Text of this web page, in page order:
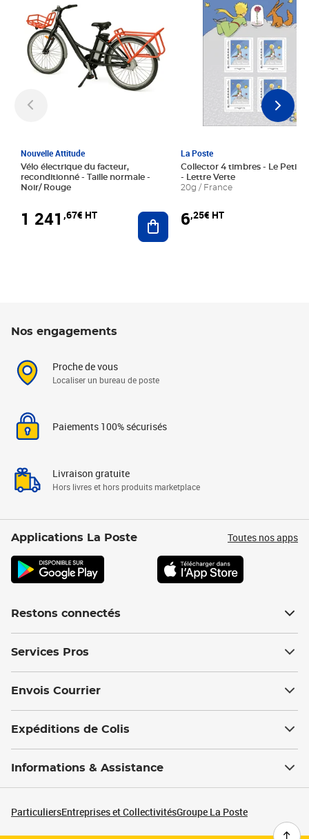
Nouvelle Attitude
Vélo électrique du facteur,
reconditionné - Taille normale -
Noir/ Rouge
1 241 ,67€ HT Ajouter au panier
La Poste
Collector 4 timbres - Le Petit
- Lettre Verte
20g / France
6,25€ HT
Nos engagements
Proche de vous
Localiser un bureau de poste
Paiements 100% sécurisés
Livraison gratuite
Hors livres et hors produits marketplace
Applications La Poste Toutes nos apps
Restons connectés
Services Pros
Envois Courrier
Expéditions de Colis
Informations & Assistance
ParticuliersEntreprises et CollectivitésGroupe La Poste